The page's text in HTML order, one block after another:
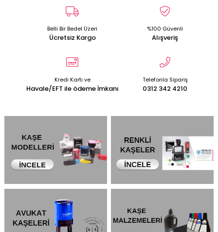
Belli Bir Bedel Üzeri
Ücretsiz Kargo
%100 Güvenli
Alışveriş
Kredi Kartı ve
Havale/EFT ile ödeme İmkanı
Telefonla Sipariş
0312 342 4210